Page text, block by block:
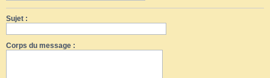
Sujet :
Corps du message :